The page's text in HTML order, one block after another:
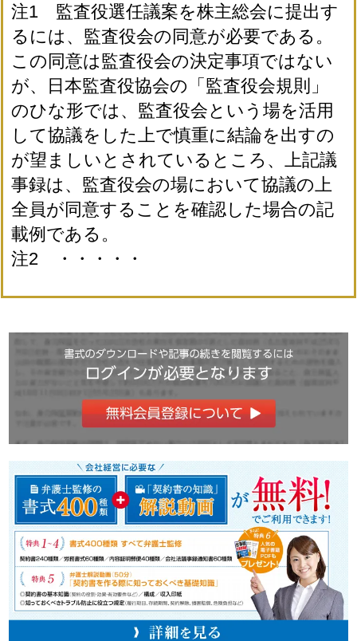
注1 監査役選任議案を株主総会に提出す
るには、監査役会の同意が必要である。
この同意は監査役会の決定事項ではない
が、日本監査役協会の「監査役会規則」
のひな形では、監査役会という場を活用
して協議をした上で慎重に結論を出すの
が望ましいとされているところ、上記議
事録は、監査役会の場において協議の上
全員が同意することを確認した場合の記
載例である。
注2 ・・・・・